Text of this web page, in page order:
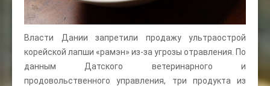
Власти Дании запретили продажу ультраострой
корейской лапши «рамэн» из-за угрозы отравления. По
данным Датского ветеринарного и
продовольственного управления, три продукта из